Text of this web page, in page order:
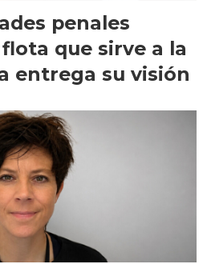
penales
que sirve a la
entrega su visión